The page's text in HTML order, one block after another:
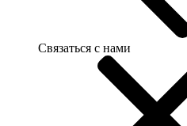
Связаться с нами